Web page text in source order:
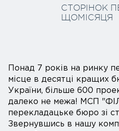
СТОРІНОК
ЩОМІСЯЦЯ
Понад 7 років на ринку
місце в десятці кращих
України, більше 600
далеко не межа! МСП
перекладацьке бюро зі
Звернувшись в нашу